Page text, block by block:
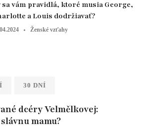
sa vám pravidlá, ktoré musia George,
a Louis dodržiavať?
Ženské vzťahy
30 DNÍ
dcéry Velmělkovej:
mamu?